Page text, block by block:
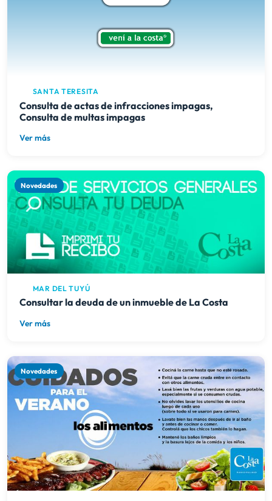
SANTA TERESITA
Consulta de actas de infracciones impagas,
Consulta de multas impagas
Ver más
Novedades
MAR DEL TUYÚ
Consultar la deuda de un inmueble de La Costa
Ver más
Novedades